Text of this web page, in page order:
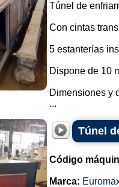
Túnel de
Con cintas
5 estanterías
Dispone de 10
Dimensiones y
...
Túnel
Código
Marca: